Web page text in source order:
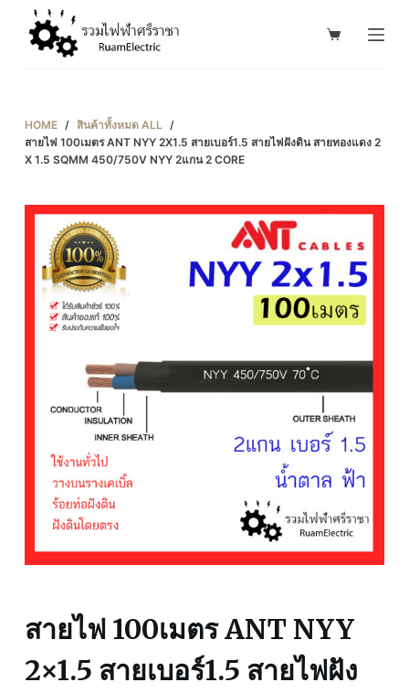
o
c
HOME / สินค้าทั้งหมด ALL /
สายไฟ 100เมตร ANT NYY 2X1.5 สายเบอร์1.5 สายไฟฝังดิน สายทองแดง 2
X 1.5 SQMM 450/750V NYY 2แกน 2 CORE
สายไฟ 100เมตร ANT NYY
2×1.5 สายเบอร์1.5 สายไฟฝัง